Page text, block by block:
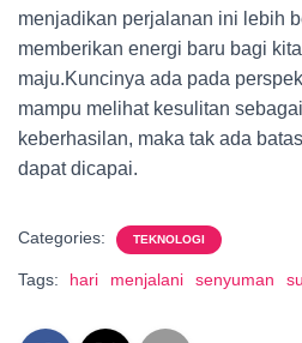
menjadikan perjalanan ini lebih
memberikan energi baru bagi
maju.Kuncinya ada pada
mampu melihat kesulitan
keberhasilan, maka tak ada
dapat dicapai.
Categories: TEKNOLOGI
Tags: hari menjalani senyuman